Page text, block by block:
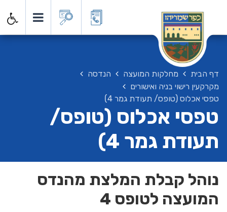
דף הבית מחלקות המועצה
הנדסה
מקרקעין רישוי בניה ואישורים
טפסי אכלוס (טופס/ תעודת גמר 4)
טפסי אכלוס (טופס/
תעודת גמר 4)
נוהל קבלת המלצת מהנדס
המועצה לטופס 4